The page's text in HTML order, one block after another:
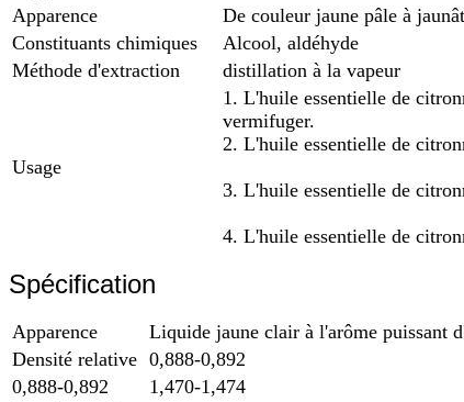
Apparence
De couleur jaune pâle à
Constituants chimiques
Alcool, aldéhyde
Méthode d'extraction
distillation à la vapeur
Usage
1. L'huile essentielle de
vermifuger.
2. L'huile essentielle de
3. L'huile essentielle de
4. L'huile essentielle de
Spécification
Apparence
Liquide jaune clair à l'arôme puissant
Densité relative 0,888-0,892
0,888-0,892
1,470-1,474